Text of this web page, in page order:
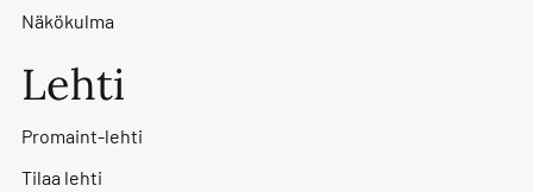
Näkökulma
Lehti
Promaint-lehti
Tilaa lehti